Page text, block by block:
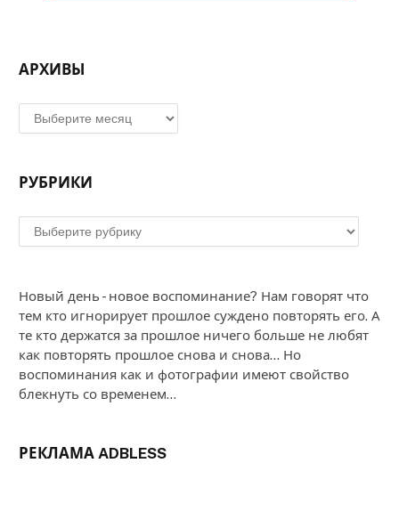
АРХИВЫ
Архивы
РУБРИКИ
Рубрики
Новый день - новое воспоминание? Нам говорят что
тем кто игнорирует прошлое суждено повторять его. А
те кто держатся за прошлое ничего больше не любят
как повторять прошлое снова и снова... Но
воспоминания как и фотографии имеют свойство
блекнуть со временем...
РЕКЛАМА ADBLESS